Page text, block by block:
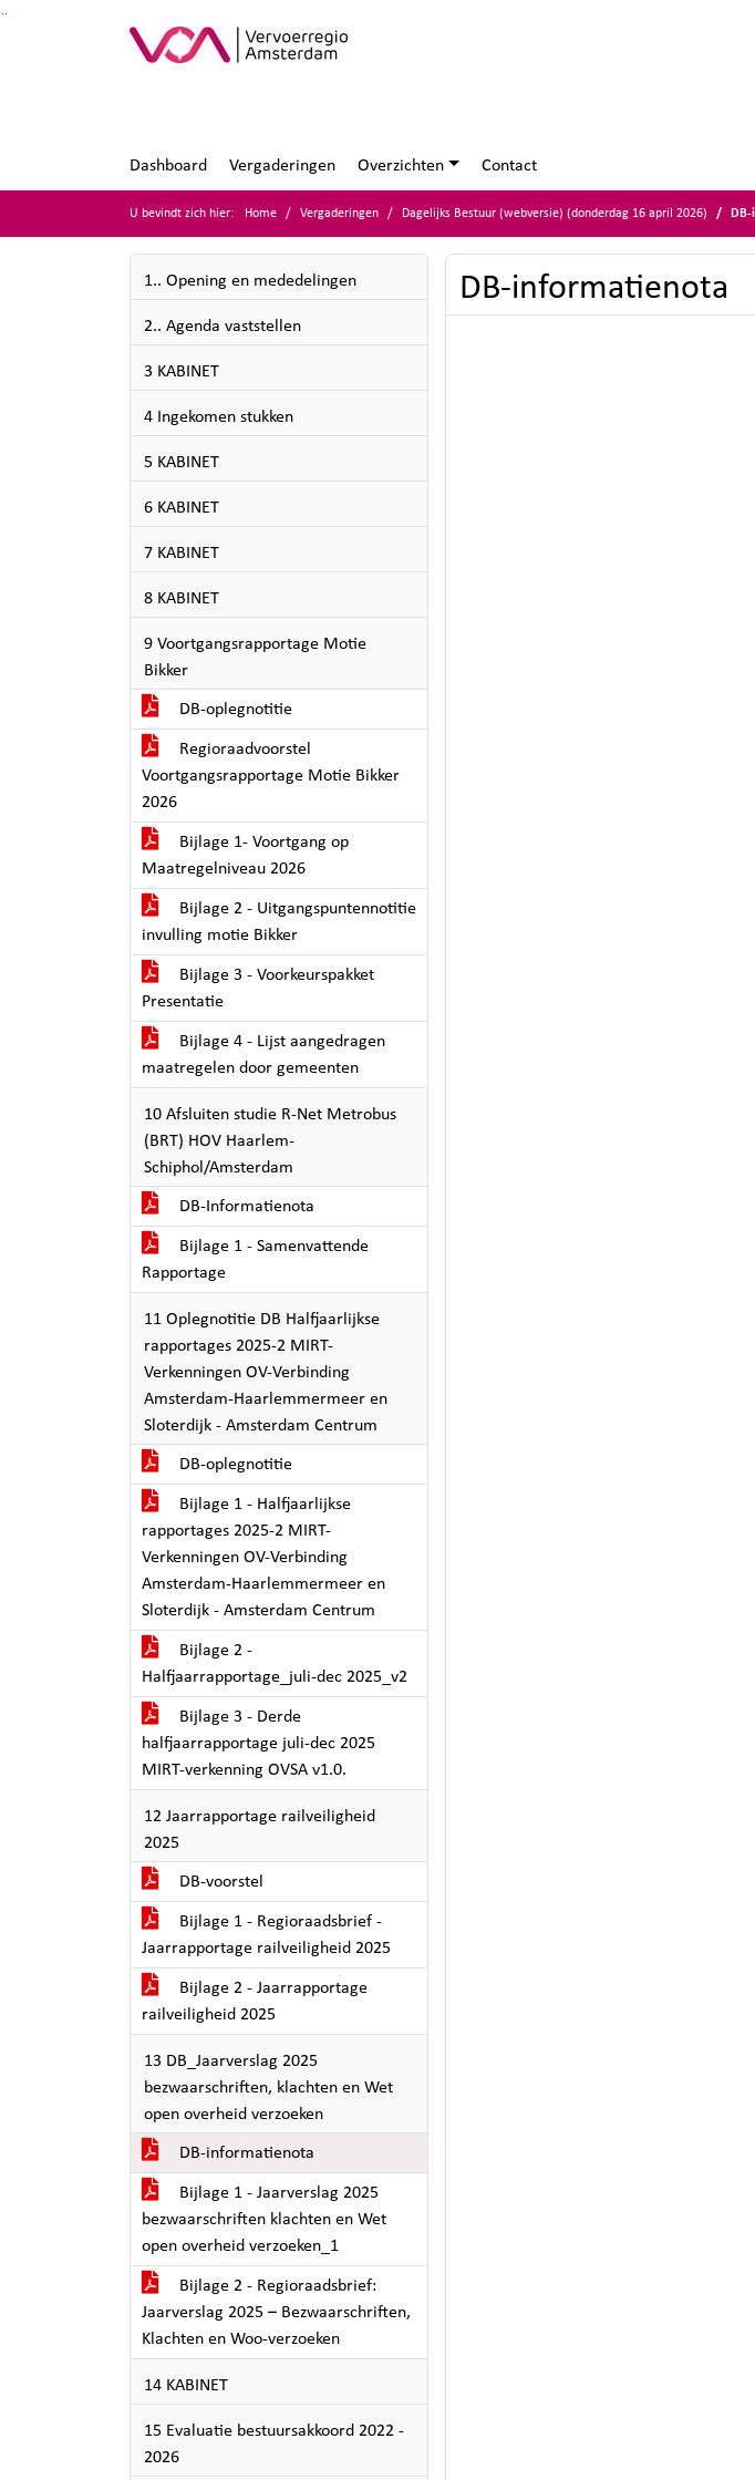
Ga naar de inhoud van deze pagina
Ga naar het zoeken
Ga naar het menu
Dashboard Vergaderingen Overzichten Contact
U bevindt zich hier: Home Vergaderingen Dagelijks Bestuur (webversie) (donderdag 16 april 2026)
1.. Opening en mededelingen
2.. Agenda vaststellen
3 KABINET
4 Ingekomen stukken
5 KABINET
6 KABINET
7 KABINET
8 KABINET
9 Voortgangsrapportage Motie
Bikker
DB-oplegnotitie
Regioraadvoorstel
Voortgangsrapportage Motie Bikker
2026
Bijlage 1- Voortgang op
Maatregelniveau 2026
Bijlage 2 - Uitgangspuntennotitie
invulling motie Bikker
Bijlage 3 - Voorkeurspakket
Presentatie
Bijlage 4 - Lijst aangedragen
maatregelen door gemeenten
10 Afsluiten studie R-Net Metrobus
(BRT) HOV Haarlem-
Schiphol/Amsterdam
DB-Informatienota
Bijlage 1 - Samenvattende
Rapportage
11 Oplegnotitie DB Halfjaarlijkse
rapportages 2025-2 MIRT-
Verkenningen OV-Verbinding
Amsterdam-Haarlemmermeer en
Sloterdijk - Amsterdam Centrum
DB-oplegnotitie
Bijlage 1 - Halfjaarlijkse
rapportages 2025-2 MIRT-
Verkenningen OV-Verbinding
Amsterdam-Haarlemmermeer en
Sloterdijk - Amsterdam Centrum
Bijlage 2 -
Halfjaarrapportage_juli-dec 2025_v2
Bijlage 3 - Derde
halfjaarrapportage juli-dec 2025
MIRT-verkenning OVSA v1.0.
12 Jaarrapportage railveiligheid
2025
DB-voorstel
Bijlage 1 - Regioraadsbrief -
Jaarrapportage railveiligheid 2025
Bijlage 2 - Jaarrapportage
railveiligheid 2025
13 DB_Jaarverslag 2025
bezwaarschriften, klachten en Wet
open overheid verzoeken
DB-informatienota
Bijlage 1 - Jaarverslag 2025
bezwaarschriften klachten en Wet
open overheid verzoeken_1
Bijlage 2 - Regioraadsbrief:
Jaarverslag 2025 – Bezwaarschriften,
Klachten en Woo-verzoeken
14 KABINET
15 Evaluatie bestuursakkoord 2022 -
2026
DB-informatienota